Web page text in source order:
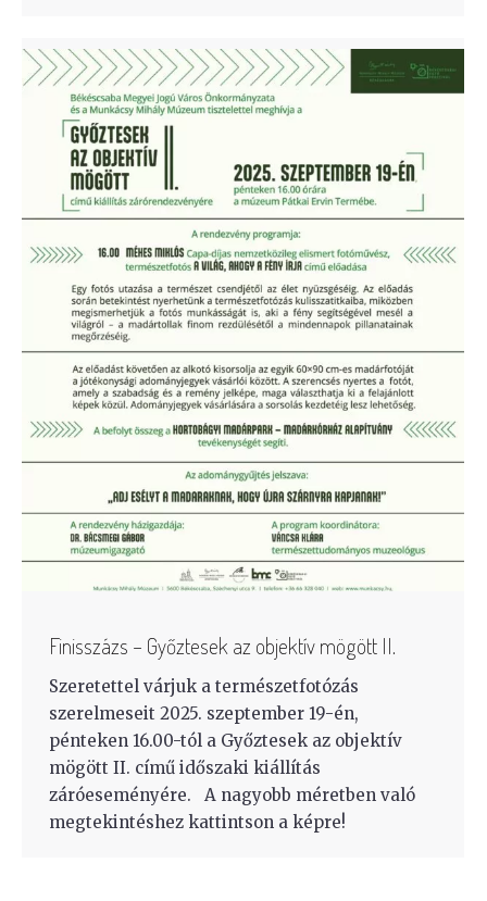
Finisszázs – Győztesek az objektív mögött II.
Szeretettel várjuk a természetfotózás
szerelmeseit 2025. szeptember 19-én,
pénteken 16.00-tól a Győztesek az objektív
mögött II. című időszaki kiállítás
záróeseményére. A nagyobb méretben való
megtekintéshez kattintson a képre!